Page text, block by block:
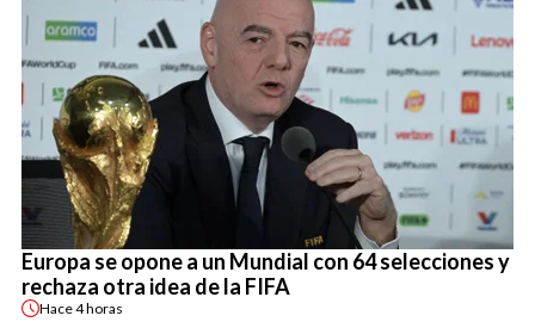
Europa se opone a un Mundial con 64 selecciones y
rechaza otra idea de la FIFA
Hace4 horas